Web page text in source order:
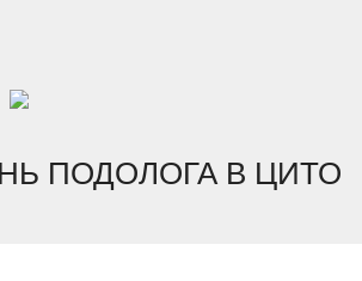
ПОДОЛОГА В ЦИТО